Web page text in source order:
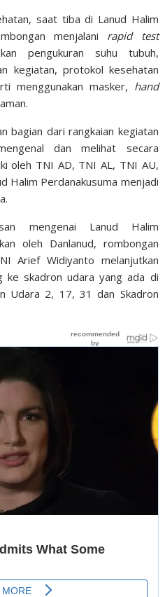
saat tiba di Lanud Halim
menjalani rapid test
pengukuran suhu tubuh,
kegiatan, protokol kesehatan
menggunakan masker, hand
bagian dari rangkaian kegiatan
dan melihat secara
oleh TNI AD, TNI AL, TNI AU,
Halim Perdanakusuma menjadi
mengenai Lanud Halim
oleh Danlanud, rombongan
Arief Widiyanto melanjutkan
ke skadron udara yang ada di
Udara 2, 17, 31 dan Skadron